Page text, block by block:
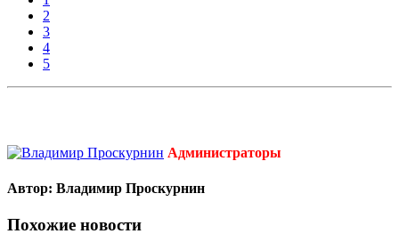
2
3
4
5
Администраторы
Автор: Владимир Проскурнин
Похожие новости